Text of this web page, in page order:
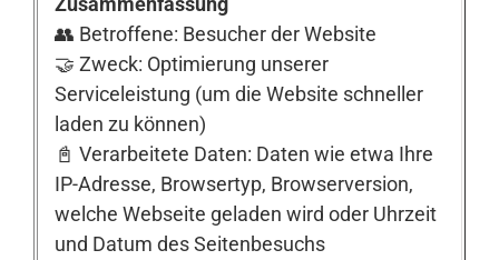
👥 Betroffene: Besucher der Website
🤝 Zweck: Optimierung unserer
Serviceleistung (um die Website schneller
laden zu können)
📓 Verarbeitete Daten: Daten wie etwa Ihre
IP-Adresse, Browsertyp, Browserversion,
welche Webseite geladen wird oder Uhrzeit
und Datum des Seitenbesuchs